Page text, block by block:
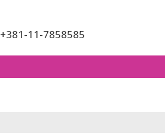
+381-11-7858585